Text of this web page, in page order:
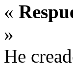
«
»
He